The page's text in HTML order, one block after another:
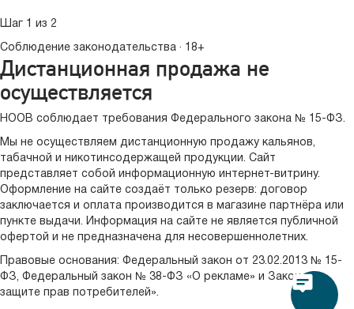
Шаг 1 из 2
Соблюдение законодательства · 18+
Дистанционная продажа не
осуществляется
HOOB соблюдает требования Федерального закона № 15-ФЗ.
Мы не осуществляем дистанционную продажу кальянов,
табачной и никотинсодержащей продукции. Сайт
представляет собой информационную интернет-витрину.
Оформление на сайте создаёт только резерв: договор
заключается и оплата производится в магазине партнёра или
пункте выдачи. Информация на сайте не является публичной
офертой и не предназначена для несовершеннолетних.
Правовые основания: Федеральный закон от 23.02.2013 № 15-
ФЗ, Федеральный закон № 38-ФЗ «О рекламе» и Закон «О
защите прав потребителей».